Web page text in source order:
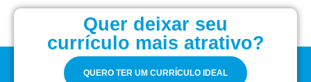
Quer deixar seu
currículo mais atrativo?
QUERO TER UM CURRÍCULO IDEAL